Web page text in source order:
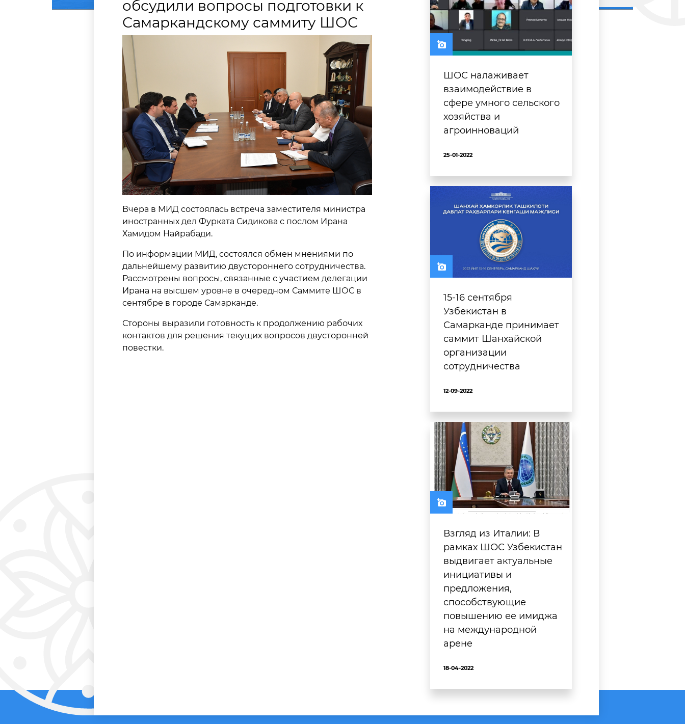
обсудили вопросы подготовки к
Самаркандскому саммиту ШОС
Вчера в МИД состоялась встреча заместителя министра
иностранных дел Фурката Сидикова с послом Ирана
Хамидом Найрабади.
По информации МИД, состоялся обмен мнениями по
дальнейшему развитию двустороннего сотрудничества.
Рассмотрены вопросы, связанные с участием делегации
Ирана на высшем уровне в очередном Саммите ШОС в
сентябре в городе Самарканде.
Стороны выразили готовность к продолжению рабочих
контактов для решения текущих вопросов двусторонней
повестки.
ШОС налаживает
взаимодействие в
сфере умного сельского
хозяйства и
агроинноваций
25-01-2022
15-16 сентября
Узбекистан в
Самарканде принимает
саммит Шанхайской
организации
сотрудничества
12-09-2022
Взгляд из Италии: В
рамках ШОС Узбекистан
выдвигает актуальные
инициативы и
предложения,
способствующие
повышению ее имиджа
на международной
арене
18-04-2022